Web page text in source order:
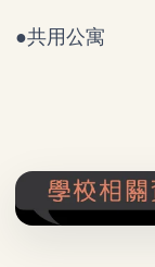
●共用公寓